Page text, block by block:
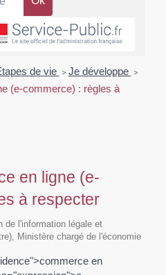
de vie > Je développe >
(e-commerce) : règles à
en ligne (e-
à respecter
de l'information légale et
Ministère chargé de l'économie
en